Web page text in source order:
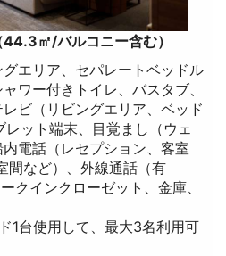
㎡/バルコニー含む）
エリア、セパレートベッドル
ワー付きトイレ、バスタブ、
ビ（リビングエリア、ベッド
ット端末、目覚まし（ウェ
電話（レセプション、客室
間など）、外線通話（有
クインクローゼット、金庫、
1台使用して、最大3名利用可